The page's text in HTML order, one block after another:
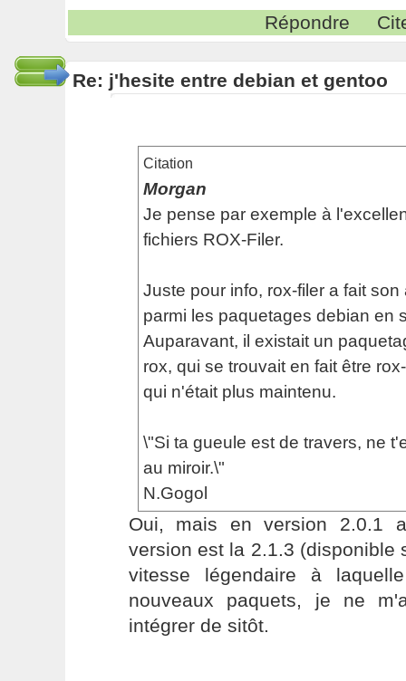
Répondre
Re: j'hesite entre debian et gentoo
Citation
Morgan
Je pense par exemple à
fichiers ROX-Filer.
Juste pour info, rox-filer a fait son
parmi les paquetages debian en
Auparavant, il existait un
rox, qui se trouvait en fait être
qui n'était plus maintenu.
\"Si ta gueule est de travers, ne
au miroir.\"
N.Gogol
Oui, mais en version 2.0.1
version est la 2.1.3 (disponible
vitesse légendaire à
nouveaux paquets, je ne
intégrer de sitôt.